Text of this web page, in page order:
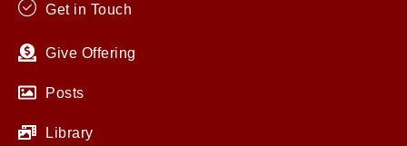
Get in Touch
Give Offering
Posts
Library